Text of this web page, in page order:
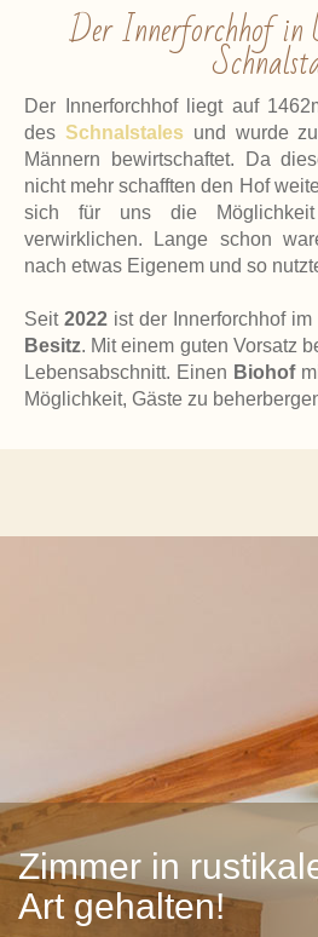
Der Innerforchhof in
Der Innerforchhof liegt auf
des Schnalstales und wurde
Männern bewirtschaftet. Da
nicht mehr schafften den Hof
sich für uns die
verwirklichen. Lange schon
nach etwas Eigenem und so
Seit 2022 ist der Innerforchhof
Besitz. Mit einem guten Vorsatz
Lebensabschnitt. Einen Biohof
Möglichkeit, Gäste zu
Zimmer in
Art gehalten!